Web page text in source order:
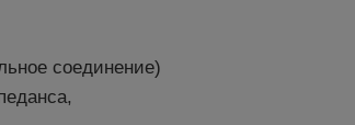
соединение)